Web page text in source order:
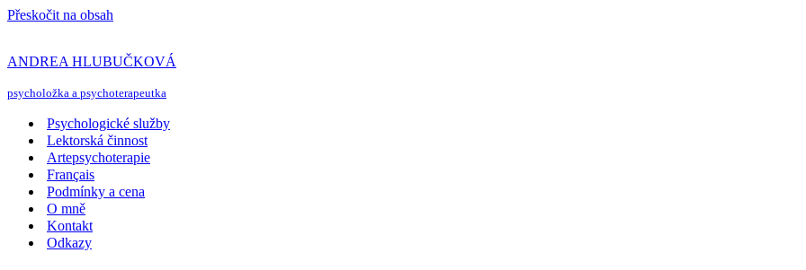
Přeskočit na obsah
ANDREA HLUBUČKOVÁ
psycholožka a psychoterapeutka
Psychologické služby
Lektorská činnost
Artepsychoterapie
Français
Podmínky a cena
O mně
Kontakt
Odkazy